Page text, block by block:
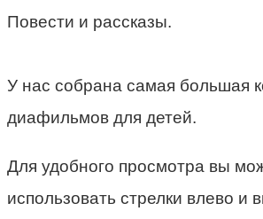
Повести и рассказы.
У нас собрана самая большая
диафильмов для детей.
Для удобного просмотра вы
использовать стрелки влево и